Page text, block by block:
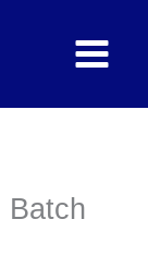
Batch